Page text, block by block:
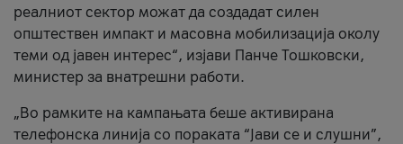
реалниот сектор можат да создадат силен
општествен импакт и масовна мобилизација околу
теми од јавен интерес“, изјави Панче Тошковски,
министер за внатрешни работи.
„Во рамките на кампањата беше активирана
телефонска линија со пораката “Јави се и слушни”,